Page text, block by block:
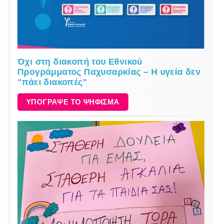
​Όχι στη διακοπή του Εθνικού
Προγράμματος Παχυσαρκίας – Η υγεία δεν
"πάει διακοπές"
ΥΠΟΓΡΑΨΕ ΤΟ ΨΗΦΙΣΜΑ